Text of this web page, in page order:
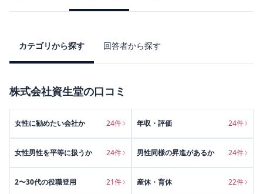
カテゴリから探す 回答者から探す
株式会社資生堂の口コミ
女性に勧めたい会社か 24件 年収・評価 24件
女性男性を平等に扱うか 24件 男性同様の昇進があるか 24件
2〜30代の役職登用 21件 産休・育休 22件